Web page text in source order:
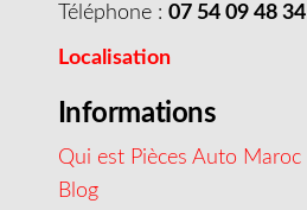
Téléphone : 07 54 09 48 34
Localisation
Informations
Qui est Pièces Auto Maroc
Blog